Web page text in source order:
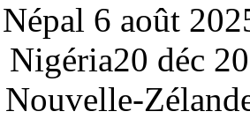
Népal 6 août
Nigéria20 déc
Nouvelle-